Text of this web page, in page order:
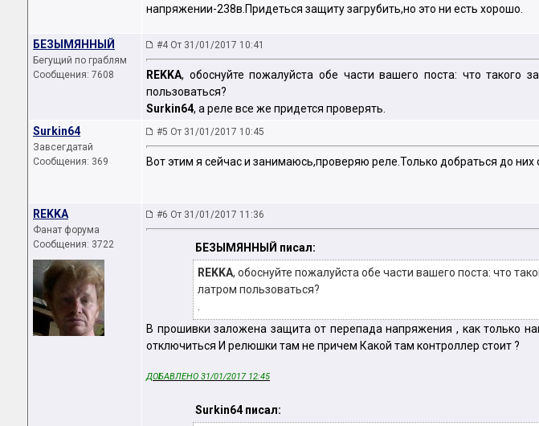
напряжении-238в.Придеться защиту загрубить,но это ни есть хорошо.
БЕЗЫМЯННЫЙ
Бегущий по граблям
Сообщения: 7608
#4 От 31/01/2017 10:41
REKKA, обоснуйте пожалуйста обе части вашего поста: что
пользоваться?
Surkin64, а реле все же придется проверять.
Surkin64
Завсегдатай
Сообщения: 369
#5 От 31/01/2017 10:45
Вот этим я сейчас и занимаюсь,проверяю реле.Только добраться до них
REKKA
Фанат форума
Сообщения: 3722
#6 От 31/01/2017 11:36
БЕЗЫМЯННЫЙ писал:
REKKA, обоснуйте пожалуйста обе части вашего поста: что
латром пользоваться?
.
В прошивки заложена защита от перепада напряжения , как только
отключиться И релюшки там не причем Какой там контроллер стоит ?
ДОБАВЛЕНО 31/01/2017 12:45
Surkin64 писал: